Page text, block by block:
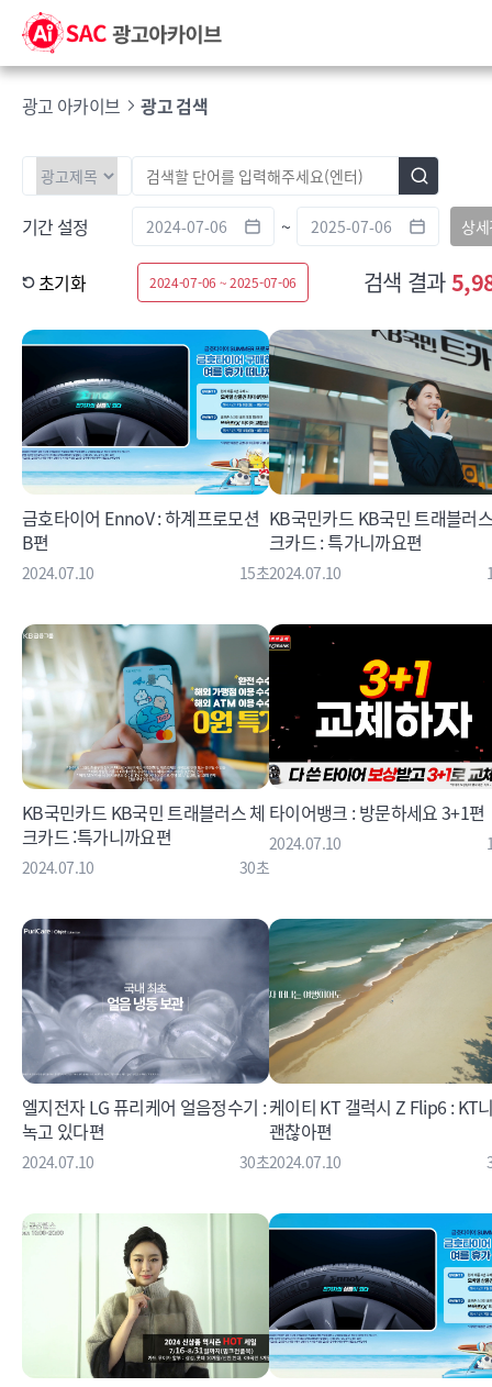
광고 아카이브 광고 검색
기간 설정 ~ 상
초기화 2024-07-06 ~ 2025-07-06 검색 결과
금호타이어 EnnoV : 하계프로모션
B편
2024.07.10 15초
KB국민카드 KB국민 트래블러
크카드 : 특가니까요편
2024.07.10
KB국민카드 KB국민 트래블러스 체
크카드 :특가니까요편
2024.07.10 30초
타이어뱅크 : 방문하세요 3+1편
2024.07.10
엘지전자 LG 퓨리케어 얼음정수기 :
녹고 있다편
2024.07.10 30초
케이티 KT 갤럭시 Z Flip6 : KT니까
괜찮아편
2024.07.10